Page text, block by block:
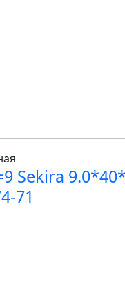
Sekira
71